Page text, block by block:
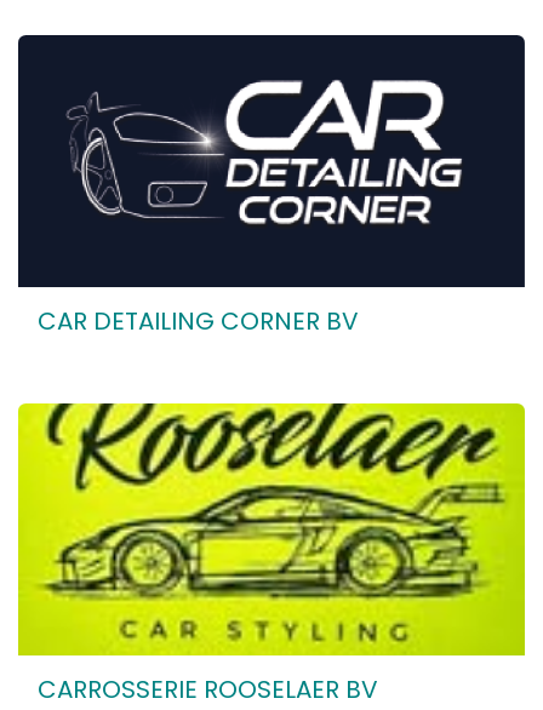
CAR DETAILING CORNER BV
CARROSSERIE ROOSELAER BV